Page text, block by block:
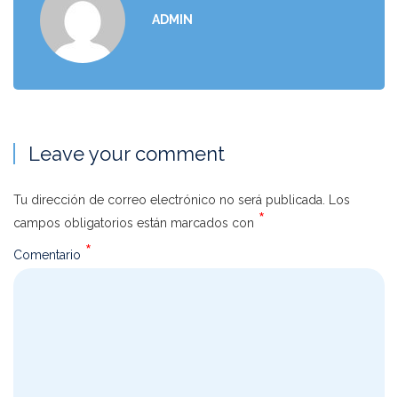
ADMIN
Leave your comment
Tu dirección de correo electrónico no será publicada. Los
campos obligatorios están marcados con *
Comentario *